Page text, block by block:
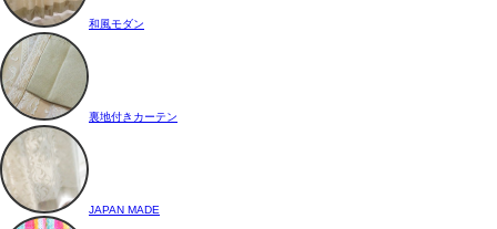
和風モダン
裏地付きカーテン
JAPAN MADE